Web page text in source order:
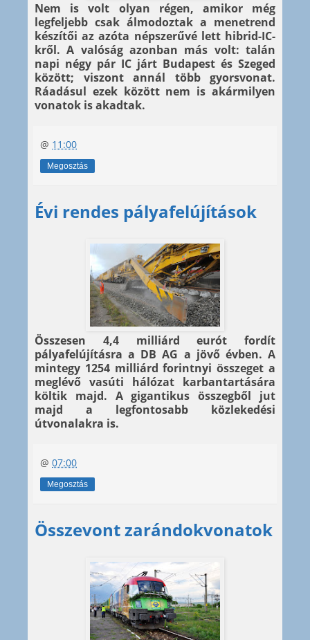
Nem is volt olyan régen, amikor még
legfeljebb csak álmodoztak a menetrend
készítői az azóta népszerűvé lett hibrid-IC-
kről. A valóság azonban más volt: talán
napi négy pár IC járt Budapest és Szeged
között; viszont annál több gyorsvonat.
Ráadásul ezek között nem is akármilyen
vonatok is akadtak.
@ 11:00
Megosztás
Évi rendes pályafelújítások
Összesen 4,4 milliárd eurót fordít
pályafelújításra a DB AG a jövő évben. A
mintegy 1254 milliárd forintnyi összeget a
meglévő vasúti hálózat karbantartására
költik majd. A gigantikus összegből jut
majd a legfontosabb közlekedési
útvonalakra is.
@ 07:00
Megosztás
Összevont zarándokvonatok